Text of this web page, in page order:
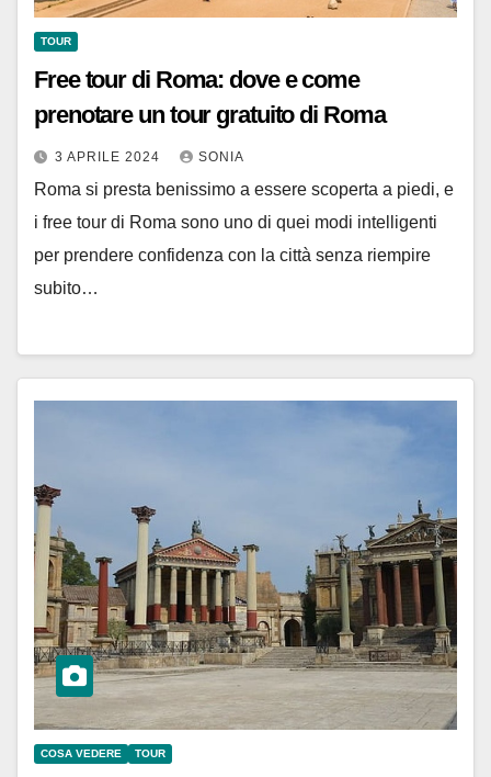
TOUR
Free tour di Roma: dove e come
prenotare un tour gratuito di Roma
3 APRILE 2024 SONIA
Roma si presta benissimo a essere scoperta a piedi, e
i free tour di Roma sono uno di quei modi intelligenti
per prendere confidenza con la città senza riempire
subito…
COSA VEDERE TOUR